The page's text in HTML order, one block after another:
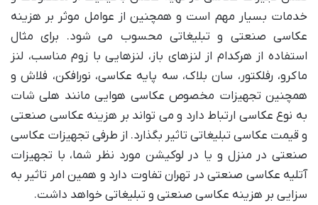
خدمات بسیار مهم است و همچنین از عوامل موثر بر هزینه
عکاسی صنعتی و تبلیغاتی محسوب می شود. برای مثال
استفاده از هرکدام از لنزهای باز، لنزهایی با زوم مناسب، لنز
ماکرو، رفلکتور، سان بلاک، سه پایه عکاسی، نورافکن، فلاش و
همچنین تجهیزات مخصوص عکاسی هوایی مانند هلی شات
به نوع عکاسی ارتباط دارد و می ‌تواند بر هزینه عکاسی صنعتی
و قیمت عکاسی تبلیغاتی تاثیر بگذارد. از طرفی تجهیزات عکاسی
صنعتی در منزل و یا در لوکیشن مورد نظر شما، با تجهیزات
آتلیه عکاسی صنعتی در تهران تفاوت دارد و همین امر تاثیر به
سزایی بر هزینه عکاسی صنعتی و تبلیغاتی خواهد داشت.